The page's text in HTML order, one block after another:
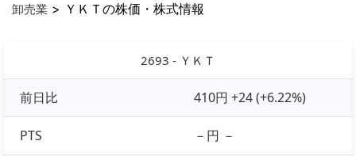
卸売業 > ＹＫＴの株価・株式情報
2693 - ＹＫＴ
前日比 410円 +24 (+6.22%)
PTS －円 －